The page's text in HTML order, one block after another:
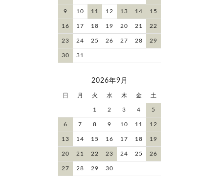
9 10 11 12 13 14 15
16 17 18 19 20 21 22
23 24 25 26 27 28 29
30 31
2026年9月
日 月 火 水 木 金 土
1 2 3 4 5
6 7 8 9 10 11 12
13 14 15 16 17 18 19
20 21 22 23 24 25 26
27 28 29 30